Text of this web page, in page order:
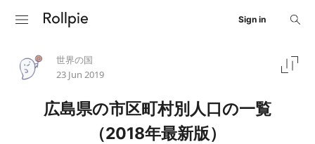
Sign in
世界の国
23 Jun 2019
広島県の市区町村別人口の一覧
（2018年最新版）